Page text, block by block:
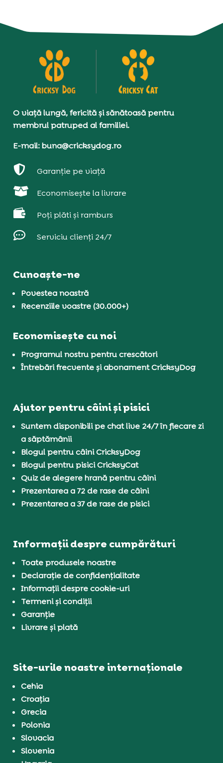
O viață lungă, fericită și sănătoasă pentru
membrul patruped al familiei.
E-mail: buna@cricksydog.ro
 Garanție pe viață
 Economisește la livrare
 Poți plăti și ramburs
 Serviciu clienți 24/7
Cunoaște-ne
Povestea noastră
Recenziile voastre (30.000+)
Economisește cu noi
Programul nostru pentru crescători
Întrebări frecvente și abonament CricksyDog
Ajutor pentru câini și pisici
Suntem disponibili pe chat live 24/7 în fiecare zi
a săptămânii
Blogul pentru câini CricksyDog
Blogul pentru pisici CricksyCat
Quiz de alegere hrană pentru câini
Prezentarea a 72 de rase de câini
Prezentarea a 37 de rase de pisici
Informații despre cumpărături
Toate produsele noastre
Declarație de confidențialitate
Informații despre cookie-uri
Termeni și condiții
Garanție
Livrare și plată
Site-urile noastre internaționale
Cehia
Croația
Grecia
Polonia
Slovacia
Slovenia